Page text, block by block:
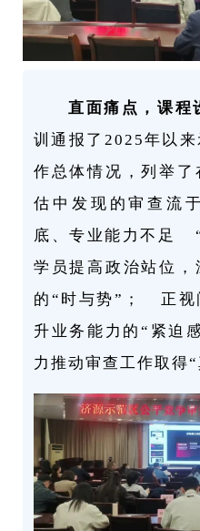
直面痛点，课程
训通报了2025年以
作总体情况，列举
估中发现的审查流
底、专业能力不足
学员提高政治站位，
的“时与势”； 正视
升业务能力的“紧迫
力推动审查工作取得“